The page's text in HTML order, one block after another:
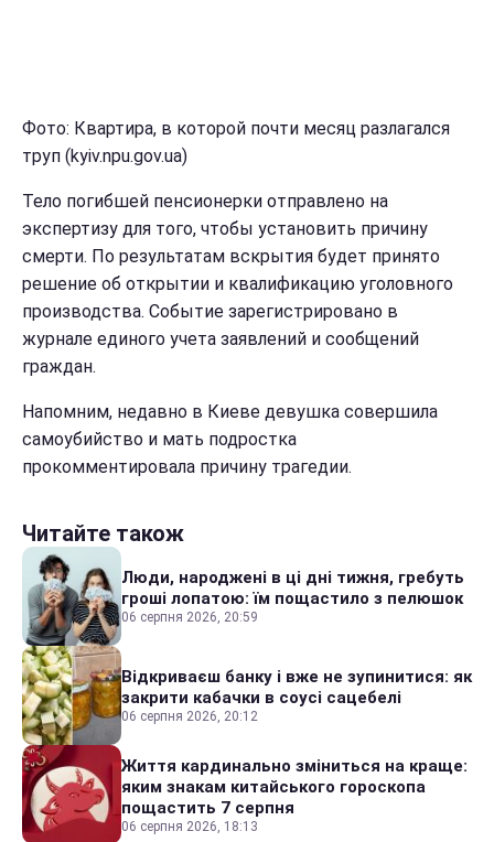
Фото: Квартира, в которой почти месяц разлагался
труп (kyiv.npu.gov.ua)
Тело погибшей пенсионерки отправлено на
экспертизу для того, чтобы установить причину
смерти. По результатам вскрытия будет принято
решение об открытии и квалификацию уголовного
производства. Событие зарегистрировано в
журнале единого учета заявлений и сообщений
граждан.
Напомним, недавно в Киеве девушка совершила
самоубийство и мать подростка
прокомментировала причину трагедии.
Читайте також
Люди, народжені в ці дні тижня, гребуть
гроші лопатою: їм пощастило з пелюшок
06 серпня 2026, 20:59
Відкриваєш банку і вже не зупинитися: як
закрити кабачки в соусі сацебелі
06 серпня 2026, 20:12
Життя кардинально зміниться на краще:
яким знакам китайського гороскопа
пощастить 7 серпня
06 серпня 2026, 18:13